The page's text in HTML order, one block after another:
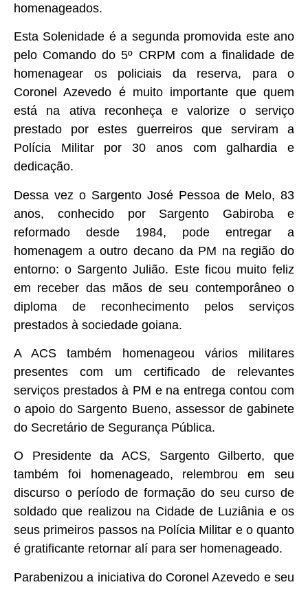
homenageados.
Esta Solenidade é a segunda promovida este ano
pelo Comando do 5º CRPM com a finalidade de
homenagear os policiais da reserva, para o
Coronel Azevedo é muito importante que quem
está na ativa reconheça e valorize o serviço
prestado por estes guerreiros que serviram a
Polícia Militar por 30 anos com galhardia e
dedicação.
Dessa vez o Sargento José Pessoa de Melo, 83
anos, conhecido por Sargento Gabiroba e
reformado desde 1984, pode entregar a
homenagem a outro decano da PM na região do
entorno: o Sargento Julião. Este ficou muito feliz
em receber das mãos de seu contemporâneo o
diploma de reconhecimento pelos serviços
prestados à sociedade goiana.
A ACS também homenageou vários militares
presentes com um certificado de relevantes
serviços prestados à PM e na entrega contou com
o apoio do Sargento Bueno, assessor de gabinete
do Secretário de Segurança Pública.
O Presidente da ACS, Sargento Gilberto, que
também foi homenageado, relembrou em seu
discurso o período de formação do seu curso de
soldado que realizou na Cidade de Luziânia e os
seus primeiros passos na Polícia Militar e o quanto
é gratificante retornar alí para ser homenageado.
Parabenizou a iniciativa do Coronel Azevedo e seu